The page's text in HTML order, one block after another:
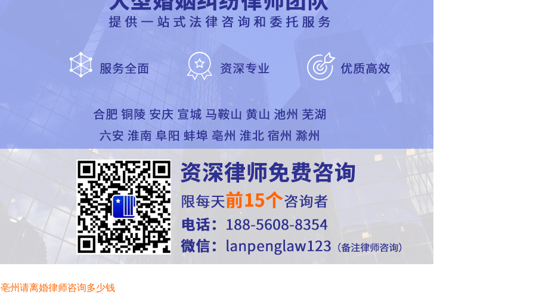
亳州请离婚律师咨询多少钱